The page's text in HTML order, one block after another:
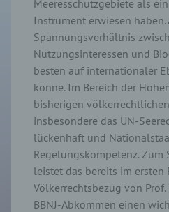
Meeresschutzgebiete als
Instrument erwiesen
Spannungsverhältnis
Nutzungsinteressen und
besten auf internationaler
könne. Im Bereich der
bisherigen
insbesondere das UN-
lückenhaft und
Regelungskompetenz. Zum
leistet das bereits im ersten
Völkerrechtsbezug von
BBNJ-Abkommen einen